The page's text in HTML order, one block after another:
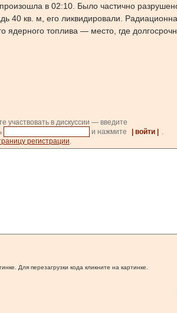
в 02:10. Было частично
40 кв. м, его ликвидировали.
ядерного топлива — место, где
участвовать в дискуссии — введите
и нажмите | войти |
.
регистрации.
Для перезагрузки кода кликните на картинке.